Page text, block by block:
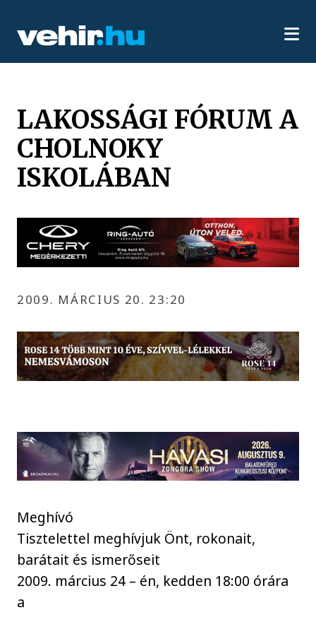
LAKOSSÁGI FÓRUM A
CHOLNOKY
ISKOLÁBAN
2009. MÁRCIUS 20. 23:20
Meghívó
Tisztelettel meghívjuk Önt, rokonait,
barátait és ismerőseit
2009. március 24 – én, kedden 18:00 órára
a